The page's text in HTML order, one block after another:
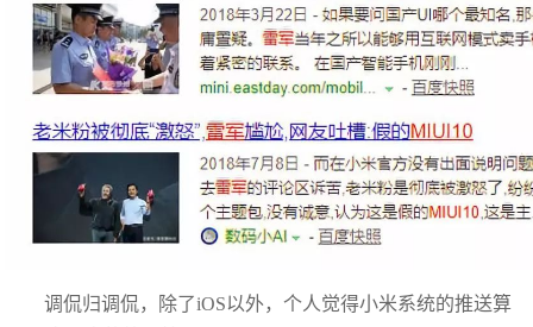
调侃归调侃，除了iOS以外，个人觉得小米系统的推送算